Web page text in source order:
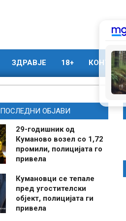
ЗДРАВЈЕ 18+ КОНТАКТ
ПОСЛЕДНИ ОБЈАВИ
29-годишник од
Куманово возел со 1,72
промили, полицијата го
привела
Кумановци се тепале
пред угостителски
објект, полицијата ги
привела